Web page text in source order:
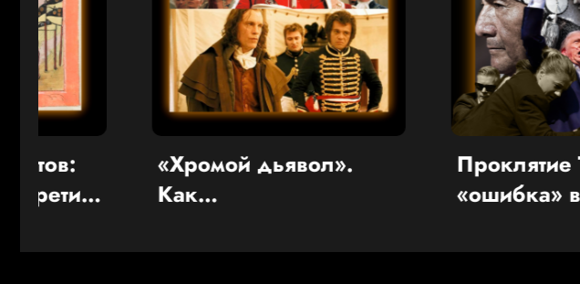
«Хромой дьявол».
Как
предатель и
Проклятие Текумсе и
«ошибка» врачей.
президентов США от